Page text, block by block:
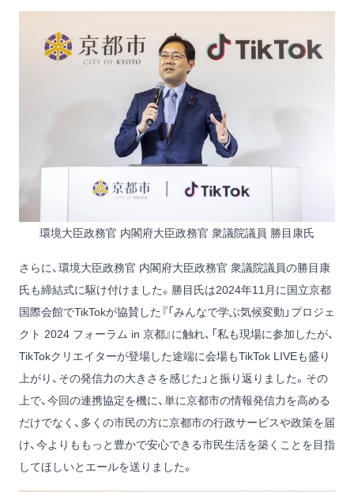
環境大臣政務官 内閣府大臣政務官 衆議院議員 勝目康氏
さらに、環境大臣政務官 内閣府大臣政務官 衆議院議員の勝目康
氏も締結式に駆け付けました。勝目氏は2024年11月に国立京都
国際会館でTikTokが協賛した『「みんなで学ぶ気候変動」プロジェ
クト 2024 フォーラム in 京都』に触れ、「私も現場に参加したが、
TikTokクリエイターが登場した途端に会場もTikTok LIVEも盛り
上がり、その発信力の大きさを感じた」と振り返りました。その
上で、今回の連携協定を機に、単に京都市の情報発信力を高める
だけでなく、多くの市民の方に京都市の行政サービスや政策を届
け、今よりももっと豊かで安心できる市民生活を築くことを目指
してほしいとエールを送りました。